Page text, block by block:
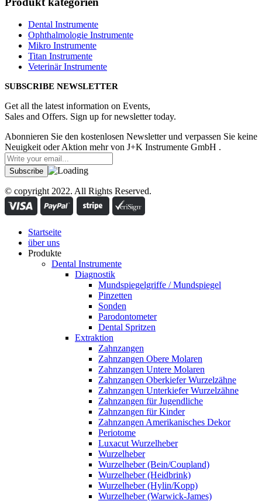
Dental Instrumente
Ophthalmologie Instrumente
Mikro Instrumente
Titan Instrumente
Veterinär Instrumente
SUBSCRIBE NEWSLETTER
Get all the latest information on Events,
Sales and Offers. Sign up for newsletter today.
Abonnieren Sie den kostenlosen Newsletter und verpassen Sie keine
Neuigkeit oder Aktion mehr von J+K Instrumente GmbH .
© copyright 2022. All Rights Reserved.
Startseite
über uns
Produkte
Dental Instrumente
Diagnostik
Mundspiegelgriffe / Mundspiegel
Pinzetten
Sonden
Parodontometer
Dental Spritzen
Extraktion
Zahnzangen
Zahnzangen Obere Molaren
Zahnzangen Untere Molaren
Zahnzangen Oberkiefer Wurzelzähne
Zahnzangen Unterkiefer Wurzelzähne
Zahnzangen für Jugendliche
Zahnzangen für Kinder
Zahnzangen Amerikanisches Dekor
Periotome
Luxacut Wurzelheber
Wurzelheber
Wurzelheber (Bein/Coupland)
Wurzelheber (Heidbrink)
Wurzelheber (Hylin/Kopp)
Wurzelheber (Warwick-James)